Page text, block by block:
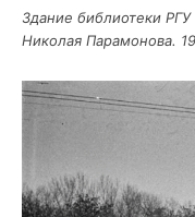
Зда­ние биб­лио­те­ки
Нико­лая Пара­мо­но­ва.